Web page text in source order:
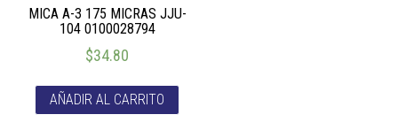
MICA A-3 175 MICRAS JJU-
104 0100028794
$34.80
AÑADIR AL CARRITO